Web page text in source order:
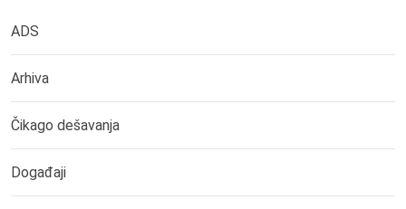
ADS
Arhiva
Čikago dešavanja
Događaji